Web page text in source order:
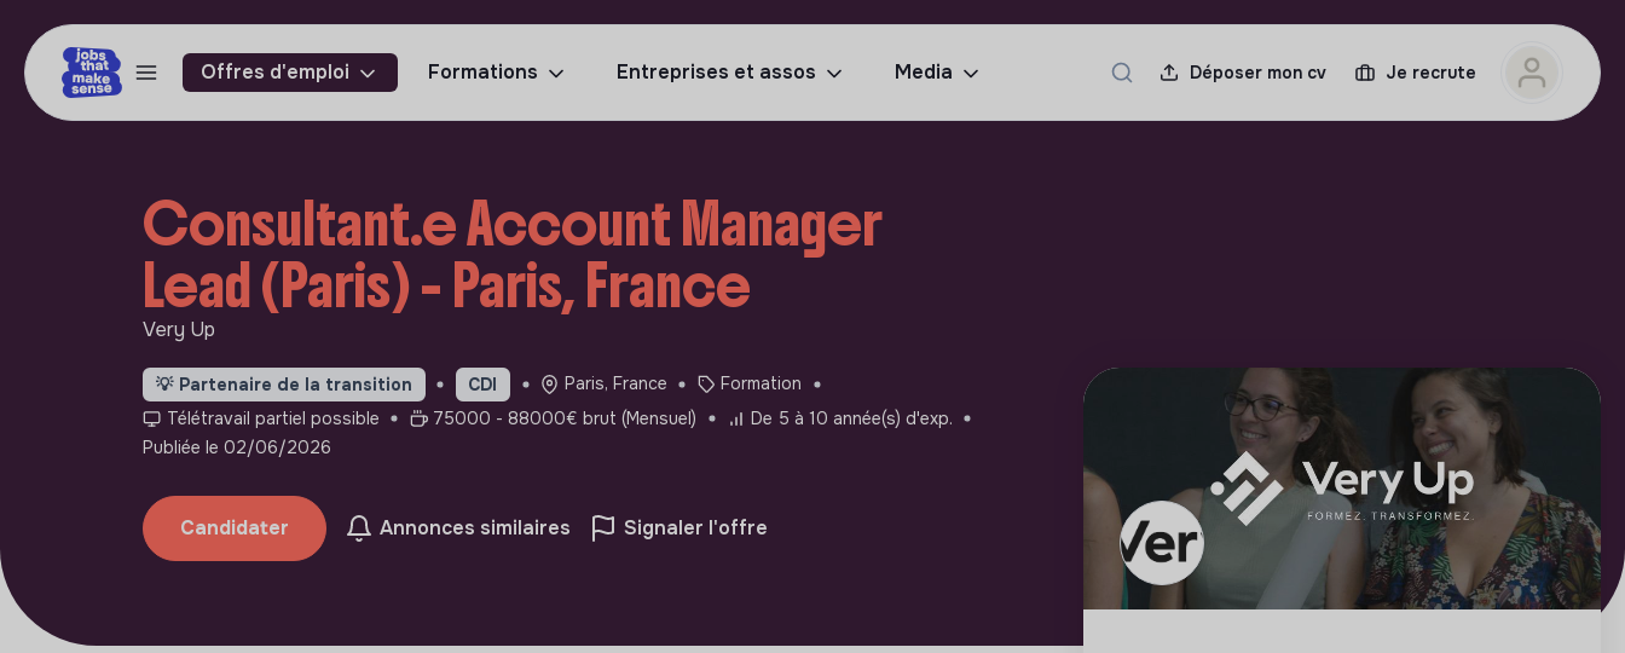
Offres d'emploi Formations Entreprises et assos Media Déposer mon cv Je recrute
Consultant.e Account Manager
Lead (Paris) - Paris, France
Very Up
💡 Partenaire de la transition CDI Paris, France
Formation
Télétravail partiel possible
75000 - 88000€ brut (Mensuel)
De 5 à 10 année(s) d'exp.
Publiée le 02/06/2026
Candidater Annonces similaires Signaler l'offre